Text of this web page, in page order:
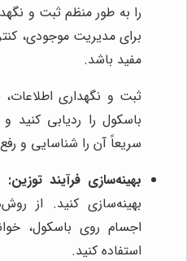
را به طور منظم ثبت و
برای مدیریت موجودی،
مفید باشد.
ثبت و نگهداری
باسکول را ردیابی کنید
سریعاً آن را شناسایی و
بهینه‌سازی فرآیند توزین:
بهینه‌سازی کنید. از
اجسام روی باسکول،
استفاده کنید.